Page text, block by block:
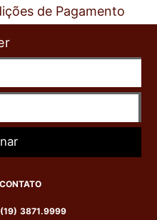
de Pagamento
3871.9999